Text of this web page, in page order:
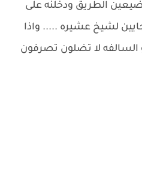
الطريق ودخلنه على
لشيخ عشيره ..... واذا
السالفه لا تضلون تصرفون